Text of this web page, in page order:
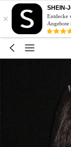
×
SHEIN-
Entdecke
Angebote